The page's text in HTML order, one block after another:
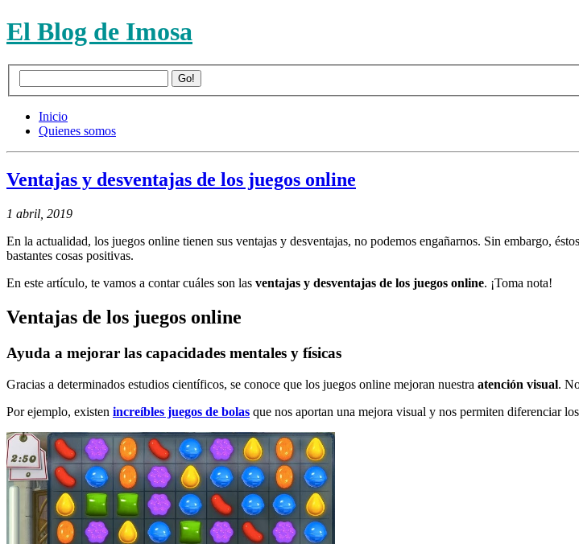
El Blog de Imosa
Inicio
Quienes somos
Ventajas y desventajas de los juegos online
1 abril, 2019
En la actualidad, los juegos online tienen sus ventajas y desventajas, no podemos engañarnos. Sin embargo,
bastantes cosas positivas.
En este artículo, te vamos a contar cuáles son las ventajas y desventajas de los juegos online. ¡Toma nota!
Ventajas de los juegos online
Ayuda a mejorar las capacidades mentales y físicas
Gracias a determinados estudios científicos, se conoce que los juegos online mejoran nuestra atención visual.
Por ejemplo, existen increíbles juegos de bolas que nos aportan una mejora visual y nos permiten diferenciar